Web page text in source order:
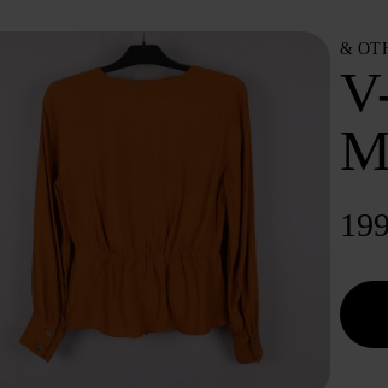
&